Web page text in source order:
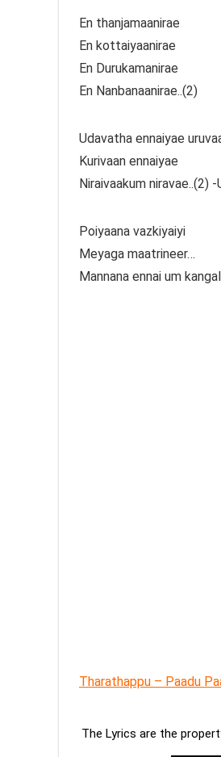
En thanjamaanirae
En kottaiyaanirae
En Durukamanirae
En Nanbanaanirae..(2)
Udavatha ennaiyae
Kurivaan ennaiyae
Niraivaakum niravae..(2)
Poiyaana vazkiyaiyi
Meyaga maatrineer…
Mannana ennai um
Tharathappu – Paadu
The Lyrics are the